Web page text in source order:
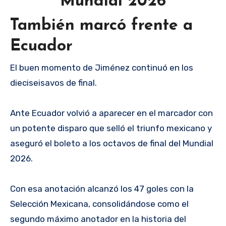
También marcó frente a
Ecuador
El buen momento de Jiménez continuó en los
dieciseisavos de final.
Ante Ecuador volvió a aparecer en el marcador con
un potente disparo que selló el triunfo mexicano y
aseguró el boleto a los octavos de final del Mundial
2026.
Con esa anotación alcanzó los 47 goles con la
Selección Mexicana, consolidándose como el
segundo máximo anotador en la historia del